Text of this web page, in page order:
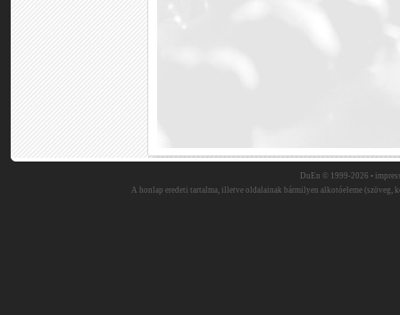
DuEn © 1999-2026 •
A honlap eredeti tartalma, illetve oldalainak bármilyen alkotóeleme (szöveg,